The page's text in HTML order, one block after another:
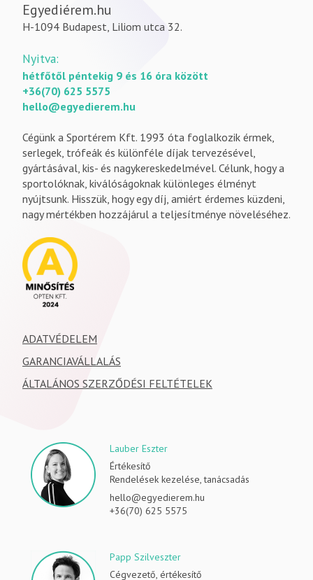
Egyediérem.hu
H-1094 Budapest, Liliom utca 32.
Nyitva:
hétfőtől péntekig 9 és 16 óra között
+36(70) 625 5575
hello@egyedierem.hu
Cégünk a Sportérem Kft. 1993 óta foglalkozik érmek,
serlegek, trófeák és különféle díjak tervezésével,
gyártásával, kis- és nagykereskedelmével. Célunk, hogy a
sportolóknak, kiválóságoknak különleges élményt
nyújtsunk. Hisszük, hogy egy díj, amiért érdemes küzdeni,
nagy mértékben hozzájárul a teljesítménye növeléséhez.
ADATVÉDELEM
GARANCIAVÁLLALÁS
ÁLTALÁNOS SZERZŐDÉSI FELTÉTELEK
Lauber Eszter
Értékesítő
Rendelések kezelése, tanácsadás
hello@egyedierem.hu
+36(70) 625 5575
Papp Szilveszter
Cégvezető, értékesítő